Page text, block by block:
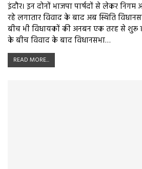
इंदौर। इन दोनों भाजपा पार्षदों से लेकर
रहे लगातार विवाद के बाद अब स्थिति
बीच भी विधायकों की अनबन एक तरह से शुरू
के बीच विवाद के बाद विधानसभा…
READ MORE...